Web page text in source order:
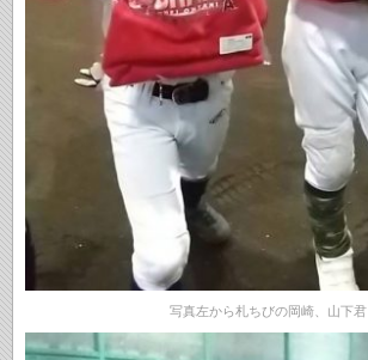
写真左から札ちびの岡崎、山下君